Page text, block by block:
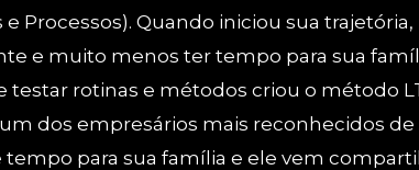
e Processos). Quando iniciou sua
e muito menos ter tempo para sua
testar rotinas e métodos criou o método
dos empresários mais reconhecidos de
tempo para sua família e ele vem